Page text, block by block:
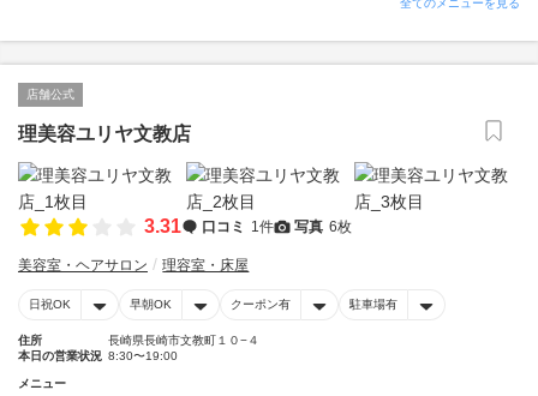
全てのメニューを見る
店舗公式
理美容ユリヤ文教店
3.31 口コミ 1件 写真 6枚
美容室・ヘアサロン 理容室・床屋
日祝OK 早朝OK クーポン有 駐車場有
住所
長崎県長崎市文教町１０−４
本日の営業状況 8:30〜19:00
メニュー